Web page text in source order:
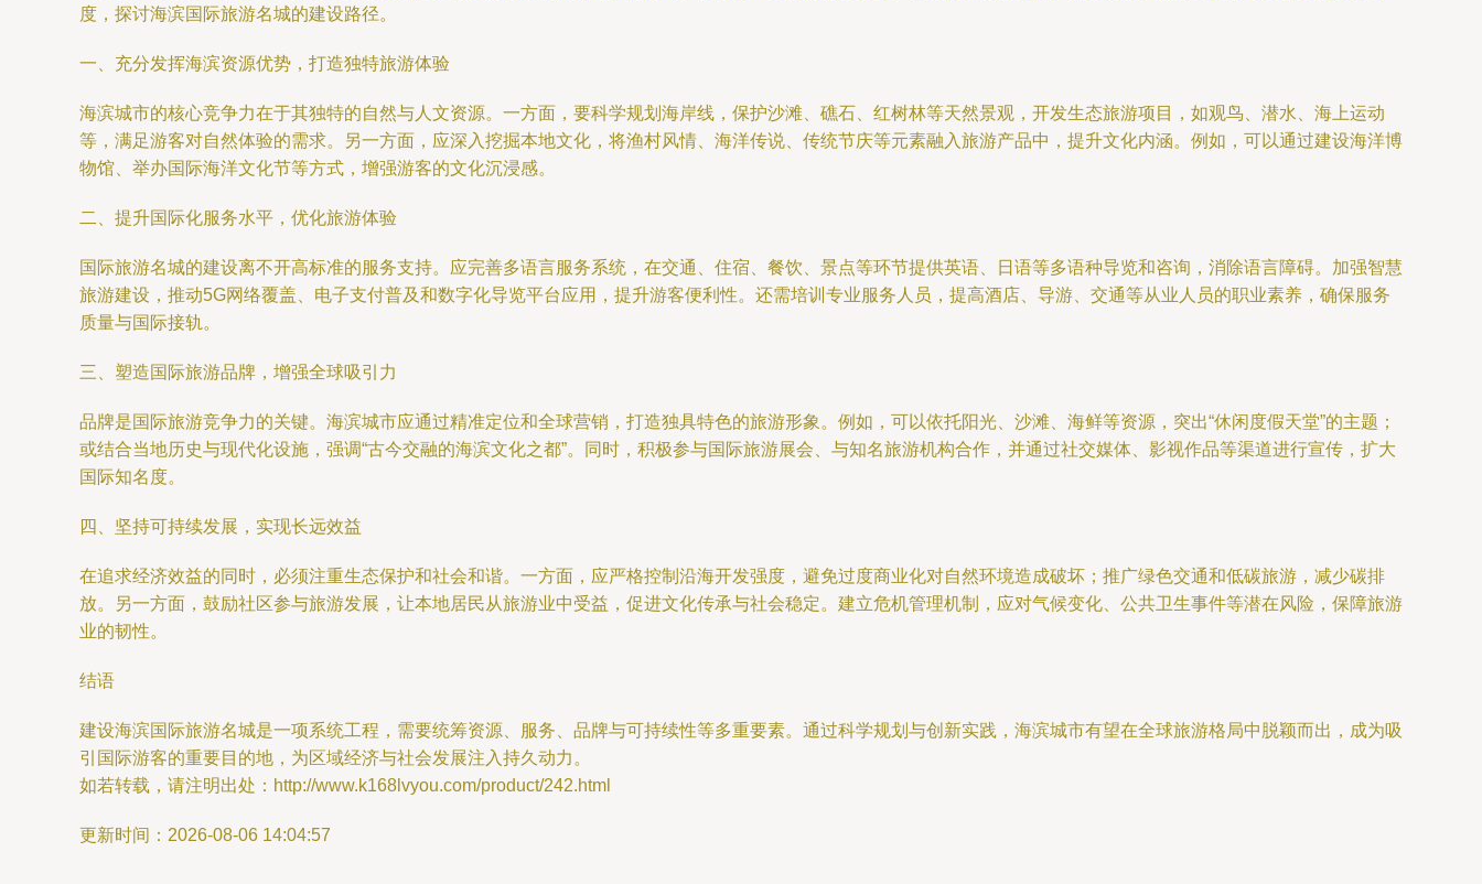
度，探讨海滨国际旅游名城的建设路径。
一、充分发挥海滨资源优势，打造独特旅游体验
海滨城市的核心竞争力在于其独特的自然与人文资源。一方面，要科学规划海岸线，保护沙滩、礁石、红树林等天然景观，开发生态旅游项目，如观鸟、潜水、海上运动
等，满足游客对自然体验的需求。另一方面，应深入挖掘本地文化，将渔村风情、海洋传说、传统节庆等元素融入旅游产品中，提升文化内涵。例如，可以通过建设海洋博
物馆、举办国际海洋文化节等方式，增强游客的文化沉浸感。
二、提升国际化服务水平，优化旅游体验
国际旅游名城的建设离不开高标准的服务支持。应完善多语言服务系统，在交通、住宿、餐饮、景点等环节提供英语、日语等多语种导览和咨询，消除语言障碍。加强智慧
旅游建设，推动5G网络覆盖、电子支付普及和数字化导览平台应用，提升游客便利性。还需培训专业服务人员，提高酒店、导游、交通等从业人员的职业素养，确保服务
质量与国际接轨。
三、塑造国际旅游品牌，增强全球吸引力
品牌是国际旅游竞争力的关键。海滨城市应通过精准定位和全球营销，打造独具特色的旅游形象。例如，可以依托阳光、沙滩、海鲜等资源，突出“休闲度假天堂”的主题；
或结合当地历史与现代化设施，强调“古今交融的海滨文化之都”。同时，积极参与国际旅游展会、与知名旅游机构合作，并通过社交媒体、影视作品等渠道进行宣传，扩大
国际知名度。
四、坚持可持续发展，实现长远效益
在追求经济效益的同时，必须注重生态保护和社会和谐。一方面，应严格控制沿海开发强度，避免过度商业化对自然环境造成破坏；推广绿色交通和低碳旅游，减少碳排
放。另一方面，鼓励社区参与旅游发展，让本地居民从旅游业中受益，促进文化传承与社会稳定。建立危机管理机制，应对气候变化、公共卫生事件等潜在风险，保障旅游
业的韧性。
结语
建设海滨国际旅游名城是一项系统工程，需要统筹资源、服务、品牌与可持续性等多重要素。通过科学规划与创新实践，海滨城市有望在全球旅游格局中脱颖而出，成为吸
引国际游客的重要目的地，为区域经济与社会发展注入持久动力。
如若转载，请注明出处：http://www.k168lvyou.com/product/242.html
更新时间：2026-08-06 14:04:57